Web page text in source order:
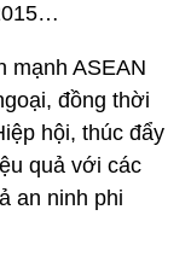
mạnh ASEAN
đồng thời
hội, thúc đẩy
quả với các
an ninh phi